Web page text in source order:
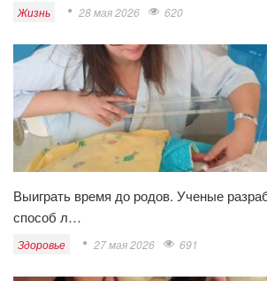
Жизнь 28 мая 2026 620
Выиграть время до родов. Ученые
способ л…
Здоровье 27 мая 2026 691